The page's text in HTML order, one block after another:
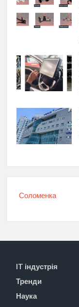
Соломенка
IT індустрія
Тренди
Наука